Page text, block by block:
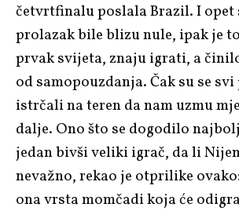
četvrtfinalu poslala Brazil. I opet
prolazak bile blizu nule, ipak je
prvak svijeta, znaju igrati, a
od samopouzdanja. Čak su se
istrčali na teren da nam uzmu
dalje. Ono što se dogodilo
jedan bivši veliki igrač, da li
nevažno, rekao je otprilike
ona vrsta momčadi koja će